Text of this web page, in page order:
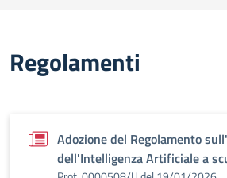
Regolamenti
Adozione del Regolamento
dell'Intelligenza Artificiale a